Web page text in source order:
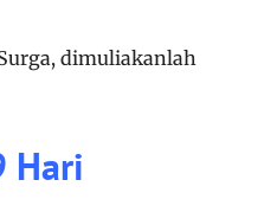
dimuliakanlah
Hari